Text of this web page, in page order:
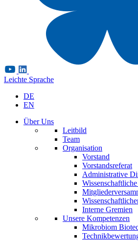
Leichte Sprache
DE
EN
Über Uns
Leitbild
Team
Organisation
Vorstand
Vorstandsreferat
Administrative
Interne Gremien
Unsere Kompetenzen
Mikrobiom